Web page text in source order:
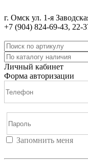
г. Омск ул. 1-я
+7 (904) 824-69-43, 22-
Личный кабинет
Форма авторизации
Запомнить меня